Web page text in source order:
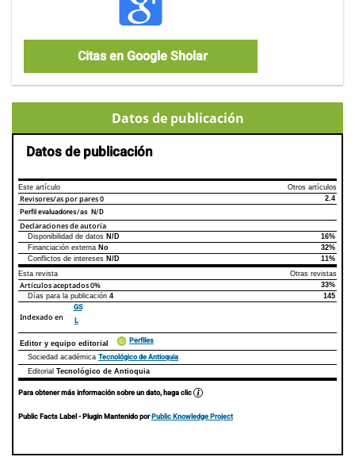
Citas en Google Sholar
Datos de publicación
Datos de publicación
Este artículo Otros artículos
Revisores/as por pares0 2.4
Perfil evaluadores/as N/D
Declaraciones de autoría
Declaraciones de autoríaEste artículo
Disponibilidad de datos N/D
16%
Financiación externa No
32%
Conflictos de intereses N/D
11%
Esta revista
Otras revistas
Artículos aceptados0%
33%
Días para la publicación 4 145
Indexado en
GS
L
Editor y equipo editorial Perfiles
Sociedad académica Tecnológico de Antioquia
Editorial Tecnológico de Antioquia
Para obtener más información sobre un dato, haga clic
Public Facts Label- Plugin Mantenido porPublic Knowledge Project